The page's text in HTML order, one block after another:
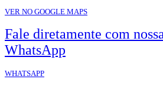
VER NO GOOGLE MAPS
Fale diretamente com
WhatsApp
WHATSAPP